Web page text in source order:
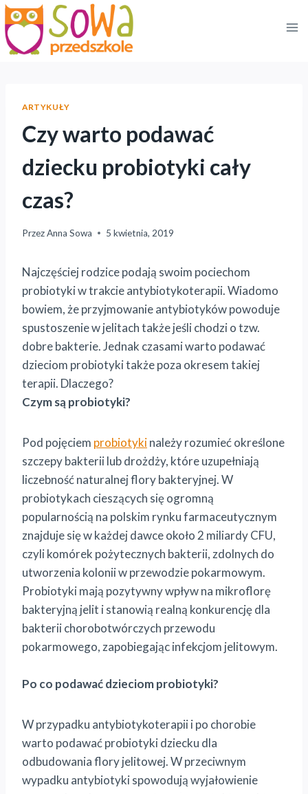
Przejdź
do
treści
ARTYKUŁY
Czy warto podawać
dziecku probiotyki cały
czas?
PrzezAnna Sowa 5 kwietnia, 2019
Najczęściej rodzice podają swoim pociechom
probiotyki w trakcie antybiotykoterapii. Wiadomo
bowiem, że przyjmowanie antybiotyków powoduje
spustoszenie w jelitach także jeśli chodzi o tzw.
dobre bakterie. Jednak czasami warto podawać
dzieciom probiotyki także poza okresem takiej
terapii. Dlaczego?
Czym są probiotyki?
Pod pojęciem probiotykinależy rozumieć określone
szczepy bakterii lub drożdży, które uzupełniają
liczebność naturalnej flory bakteryjnej. W
probiotykach cieszących się ogromną
popularnością na polskim rynku farmaceutycznym
znajduje się w każdej dawce około 2 miliardy CFU,
czyli komórek pożytecznych bakterii, zdolnych do
utworzenia kolonii w przewodzie pokarmowym.
Probiotyki mają pozytywny wpływ na mikroflorę
bakteryjną jelit i stanowią realną konkurencję dla
bakterii chorobotwórczych przewodu
pokarmowego, zapobiegając infekcjom jelitowym.
Po co podawać dzieciom probiotyki?
W przypadku antybiotykoterapii i po chorobie
warto podawać probiotyki dziecku dla
odbudowania flory jelitowej. W przeciwnym
wypadku antybiotyki spowodują wyjałowienie